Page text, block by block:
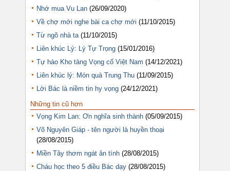
Nhớ mua Vu Lan (26/09/2020)
Về chợ mới nghe bài ca chợ mới (11/10/2015)
Từ ngõ nhà ta (11/10/2015)
Liên khúc Lý: Lý Tự Trọng (15/01/2016)
Tự hào Kho tàng Vọng cổ Việt Nam (14/12/2021)
Liên khúc lý: Món quà Trung Thu (11/09/2015)
Lời Bác là niềm tin hy vọng (24/12/2021)
Những tin cũ hơn
Vọng Kim Lan: Ơn nghĩa sinh thành (05/09/2015)
Võ Nguyên Giáp - tên người là huyền thoại
(28/08/2015)
Miền Tây thơm ngát ân tình (28/08/2015)
Cháu học theo 5 điều Bác dạy (28/08/2015)